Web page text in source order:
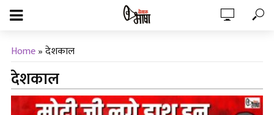
Home»देशकाल
देशकाल